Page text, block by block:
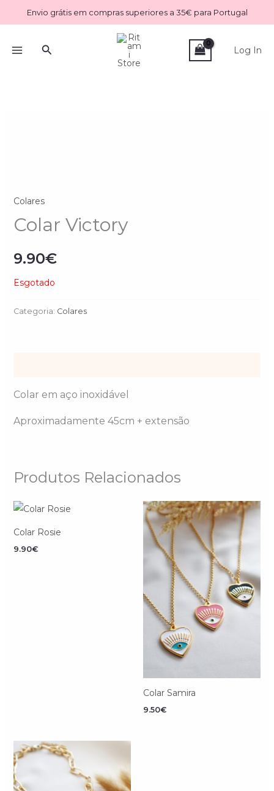
to
Envio grátis em compras superiores a 35€ para Portugal
Search Log In
Colares
Colar Victory
9.90€
Esgotado
Categoria: Colares
Colar em aço inoxidável
Aproximadamente 45cm + extensão
Produtos Relacionados
Colar Rosie
9.90€
Colar Samira
9.50€